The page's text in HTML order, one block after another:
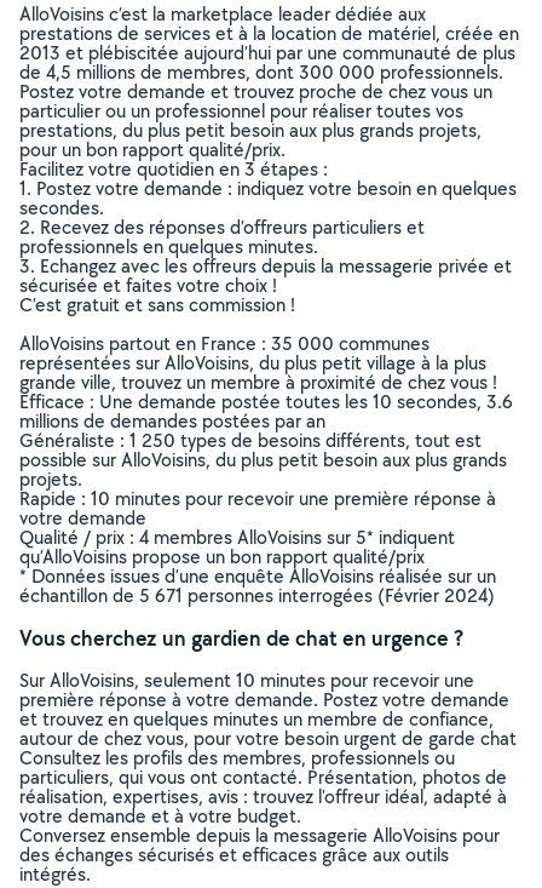
AlloVoisins c’est la marketplace leader dédiée aux
prestations de services et à la location de matériel, créée en
2013 et plébiscitée aujourd’hui par une communauté de plus
de 4,5 millions de membres, dont 300 000 professionnels.
Postez votre demande et trouvez proche de chez vous un
particulier ou un professionnel pour réaliser toutes vos
prestations, du plus petit besoin aux plus grands projets,
pour un bon rapport qualité/prix.
Facilitez votre quotidien en 3 étapes :
1. Postez votre demande : indiquez votre besoin en quelques
secondes.
2. Recevez des réponses d’offreurs particuliers et
professionnels en quelques minutes.
3. Echangez avec les offreurs depuis la messagerie privée et
sécurisée et faites votre choix !
C’est gratuit et sans commission !
AlloVoisins partout en France : 35 000 communes
représentées sur AlloVoisins, du plus petit village à la plus
grande ville, trouvez un membre à proximité de chez vous !
Efficace : Une demande postée toutes les 10 secondes, 3.6
millions de demandes postées par an
Généraliste : 1 250 types de besoins différents, tout est
possible sur AlloVoisins, du plus petit besoin aux plus grands
projets.
Rapide : 10 minutes pour recevoir une première réponse à
votre demande
Qualité / prix : 4 membres AlloVoisins sur 5* indiquent
qu’AlloVoisins propose un bon rapport qualité/prix
* Données issues d’une enquête AlloVoisins réalisée sur un
échantillon de 5 671 personnes interrogées (Février 2024)
Vous cherchez un gardien de chat en urgence ?
Sur AlloVoisins, seulement 10 minutes pour recevoir une
première réponse à votre demande. Postez votre demande
et trouvez en quelques minutes un membre de confiance,
autour de chez vous, pour votre besoin urgent de garde chat
Consultez les profils des membres, professionnels ou
particuliers, qui vous ont contacté. Présentation, photos de
réalisation, expertises, avis : trouvez l'offreur idéal, adapté à
votre demande et à votre budget.
Conversez ensemble depuis la messagerie AlloVoisins pour
des échanges sécurisés et efficaces grâce aux outils
intégrés.